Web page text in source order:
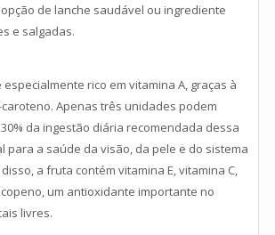
de lanche saudável ou ingrediente
e salgadas.
especialmente rico em vitamina A, graças à
Apenas três unidades podem
da ingestão diária recomendada dessa
para a saúde da visão, da pele e do sistema
a fruta contém vitamina E, vitamina C,
um antioxidante importante no
livres.